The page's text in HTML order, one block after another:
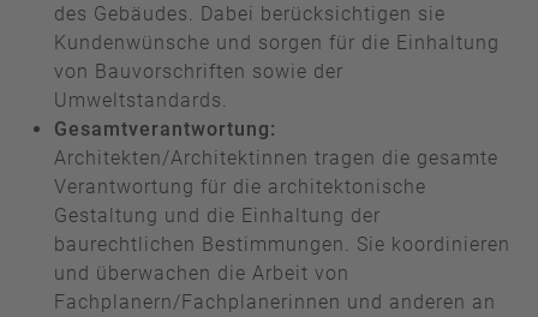
des Gebäudes. Dabei berücksichtigen sie
Kundenwünsche und sorgen für die Einhaltung
von Bauvorschriften sowie der
Umweltstandards.
Gesamtverantwortung:
Architekten/Architektinnen tragen die gesamte
Verantwortung für die architektonische
Gestaltung und die Einhaltung der
baurechtlichen Bestimmungen. Sie koordinieren
und überwachen die Arbeit von
Fachplanern/Fachplanerinnen und anderen an